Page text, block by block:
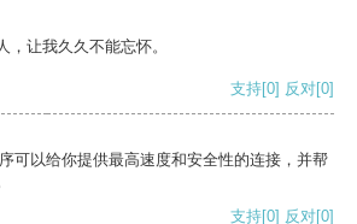
让我久久不能忘怀。
支持[0] 反对[0]
可以给你提供最高速度和安全性的连接，并帮
支持[0] 反对[0]